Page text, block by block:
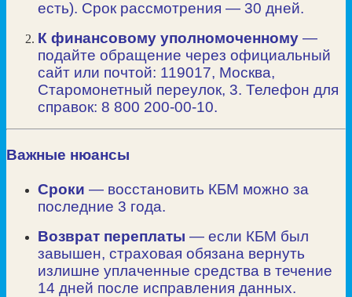
есть). Срок рассмотрения — 30 дней.
К финансовому уполномоченному —
подайте обращение через официальный
сайт или почтой: 119017, Москва,
Старомонетный переулок, 3. Телефон для
справок: 8 800 200‑00‑10.
Важные нюансы
Сроки — восстановить КБМ можно за
последние 3 года.
Возврат переплаты — если КБМ был
завышен, страховая обязана вернуть
излишне уплаченные средства в течение
14 дней после исправления данных.